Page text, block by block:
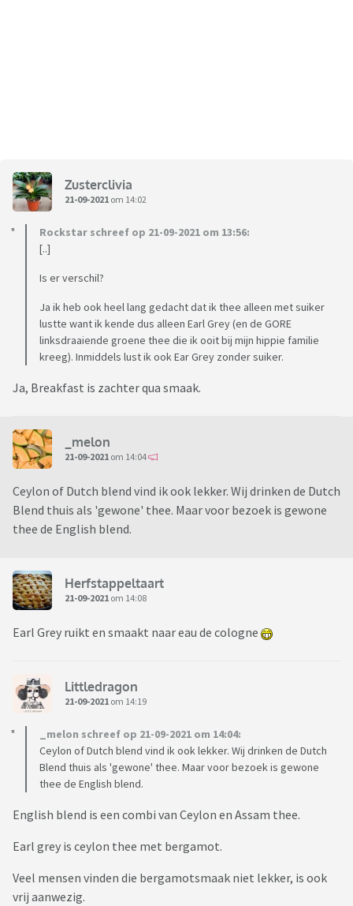
Zusterclivia
21-09-2021 om 14:02
Rockstar schreef op 21-09-2021 om 13:56:
[..]
Is er verschil?
Ja ik heb ook heel lang gedacht dat ik thee alleen met suiker
lustte want ik kende dus alleen Earl Grey (en de GORE
linksdraaiende groene thee die ik ooit bij mijn hippie familie
kreeg). Inmiddels lust ik ook Ear Grey zonder suiker.
Ja, Breakfast is zachter qua smaak.
_melon
21-09-2021 om 14:04
Ceylon of Dutch blend vind ik ook lekker. Wij drinken de Dutch
Blend thuis als 'gewone' thee. Maar voor bezoek is gewone
thee de English blend.
Herfstappeltaart
21-09-2021 om 14:08
Earl Grey ruikt en smaakt naar eau de cologne
Littledragon
21-09-2021 om 14:19
_melon schreef op 21-09-2021 om 14:04:
Ceylon of Dutch blend vind ik ook lekker. Wij drinken de Dutch
Blend thuis als 'gewone' thee. Maar voor bezoek is gewone
thee de English blend.
English blend is een combi van Ceylon en Assam thee.
Earl grey is ceylon thee met bergamot.
Veel mensen vinden die bergamotsmaak niet lekker, is ook
vrij aanwezig.